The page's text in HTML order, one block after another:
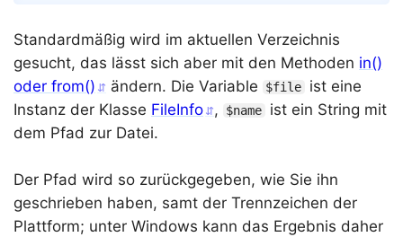
Standardmäßig wird im aktuellen Verzeichnis
gesucht, das lässt sich aber mit den Methoden in()
oder from()
ändern. Die Variable $file
ist eine
Instanz der Klasse FileInfo , $name
ist ein String mit
dem Pfad zur Datei.
Der Pfad wird so zurückgegeben, wie Sie ihn
geschrieben haben, samt der Trennzeichen der
Plattform; unter Windows kann das Ergebnis daher